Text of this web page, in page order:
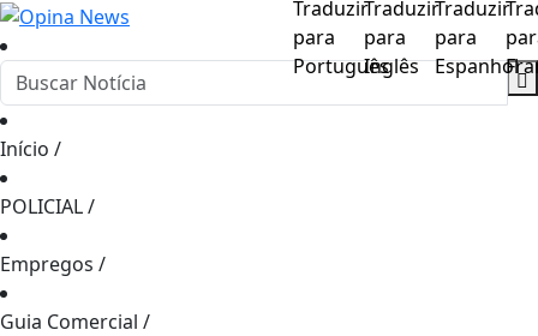
Início /
POLICIAL/
Empregos /
Guia Comercial /